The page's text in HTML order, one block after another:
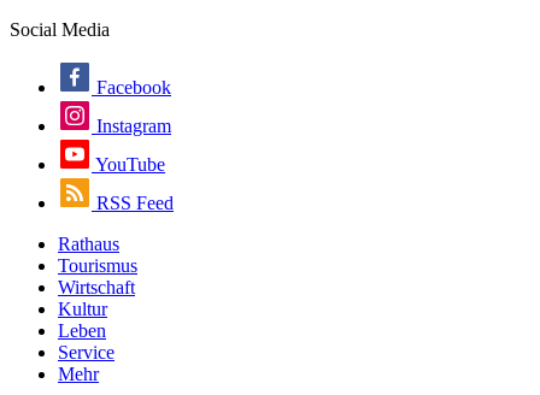
Social Media
Facebook
Instagram
YouTube
RSS Feed
Rathaus
Tourismus
Wirtschaft
Kultur
Leben
Service
Mehr